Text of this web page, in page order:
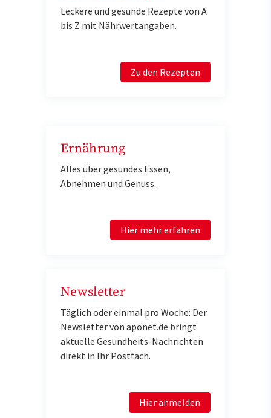
Leckere und gesunde Rezepte von A
bis Z mit Nährwertangaben.
Zu den Rezepten
Ernährung
Alles über gesundes Essen,
Abnehmen und Genuss.
Hier mehr erfahren
Newsletter
Täglich oder einmal pro Woche: Der
Newsletter von aponet.de bringt
aktuelle Gesundheits-Nachrichten
direkt in Ihr Postfach.
Hier anmelden